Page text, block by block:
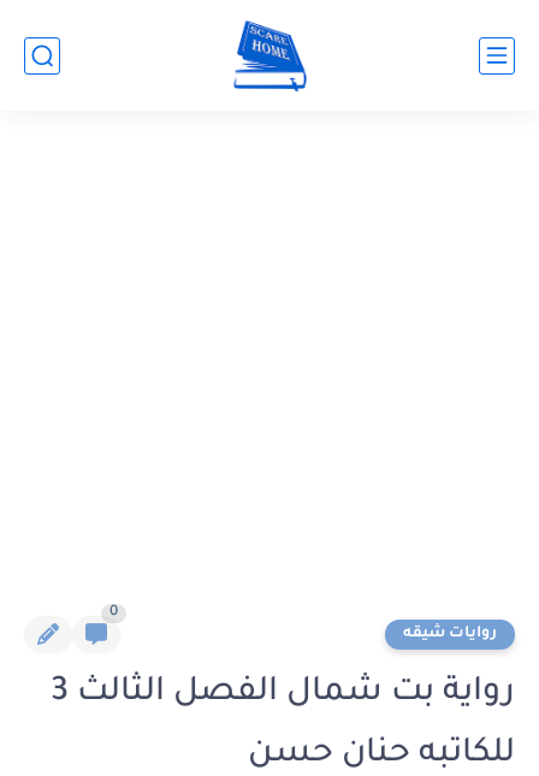
روايات شيقه
0
رواية بت شمال الفصل الثالث 3
للكاتبه حنان حسن